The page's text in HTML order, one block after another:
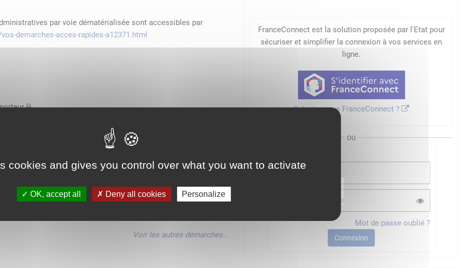
cookies and gives you control over what you want to activate
OK, accept all Deny all cookies Personalize
par voie dématérialisée sont accessibles par
demarches-acces-rapides-a12371.html
économique européen avec des véhicules n'excédant pas
transport
économique européen avec des véhicules n'excédant pas
économique européen avec des véhicules n'excédant pas
Voir les autres démarches...
FranceConnect est la solution proposée par l'Etat pour
sécuriser et simplifier la connexion à vos services en
ligne.
Qu'est-ce que FranceConnect ?
ou
Mot de passe oublié ?
Connexion